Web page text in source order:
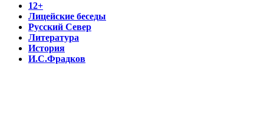
12+
Лицейские беседы
Русский Север
Литература
История
И.С.Фрадков